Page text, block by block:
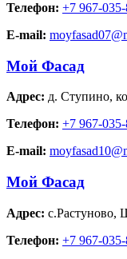
Телефон: +7 967-
E-mail:
Мой Фасад
Адрес: д. Ступино,
Телефон: +7 967-
E-mail:
Мой Фасад
Адрес: с.Растуново,
Телефон: +7 967-035-